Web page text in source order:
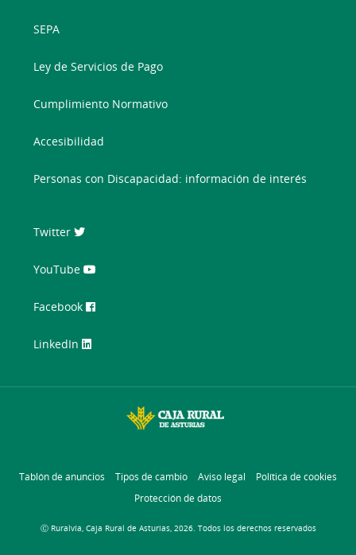
SEPA
Ley de Servicios de Pago
Cumplimiento Normativo
Accesibilidad
Personas con Discapacidad: información de interés
Twitter
YouTube
Facebook
LinkedIn
Tablón de anuncios Tipos de cambio Aviso legal
Política de cookies
Protección de datos
Ⓒ Ruralvía, Caja Rural de Asturias, 2026. Todos los derechos reservados